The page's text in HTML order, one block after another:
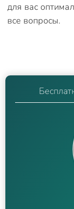
для вас
все вопросы.